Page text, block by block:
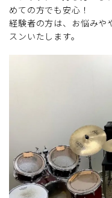
めての方でも安心！
経験者の方は、お悩みや
スンいたします。